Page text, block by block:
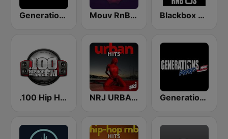
Generations R&B Mouv RnB & Soul Blackbox RnB US
.100 Hip Hop and RNB.FM NRJ URBAN HITS Generations Rap US